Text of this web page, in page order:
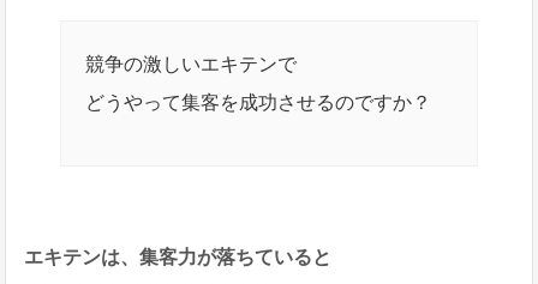
競争の激しいエキテンで
どうやって集客を成功させるのですか？
エキテンは、集客力が落ちていると